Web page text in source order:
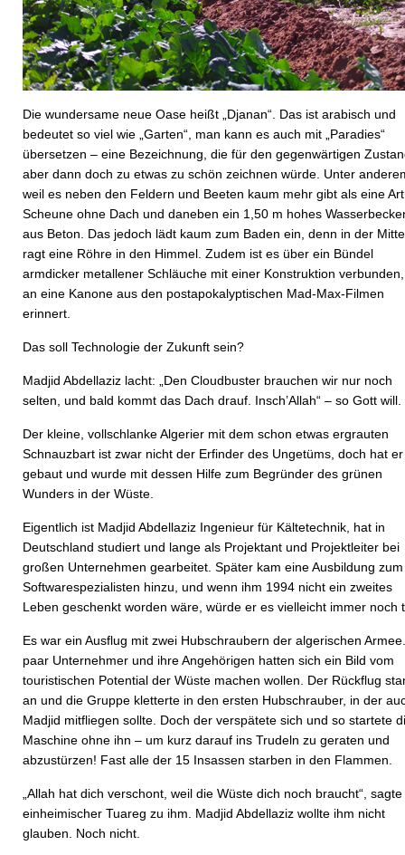
Die wundersame neue Oase heißt „Djanan“. Das ist arabisch und
bedeutet so viel wie „Garten“, man kann es auch mit „Paradies“
übersetzen – eine Bezeichnung, die für den gegenwärtigen
aber dann doch zu etwas zu schön zeichnen würde. Unter
weil es neben den Feldern und Beeten kaum mehr gibt als eine Art
Scheune ohne Dach und daneben ein 1,50 m hohes
aus Beton. Das jedoch lädt kaum zum Baden ein, denn in der Mitte
ragt eine Röhre in den Himmel. Zudem ist es über ein Bündel
armdicker metallener Schläuche mit einer Konstruktion
an eine Kanone aus den postapokalyptischen Mad-Max-Filmen
erinnert.
Das soll Technologie der Zukunft sein?
Madjid Abdellaziz lacht: „Den Cloudbuster brauchen wir nur noch
selten, und bald kommt das Dach drauf. Insch’Allah“ – so Gott will.
Der kleine, vollschlanke Algerier mit dem schon etwas ergrauten
Schnauzbart ist zwar nicht der Erfinder des Ungetüms, doch hat
gebaut und wurde mit dessen Hilfe zum Begründer des grünen
Wunders in der Wüste.
Eigentlich ist Madjid Abdellaziz Ingenieur für Kältetechnik, hat in
Deutschland studiert und lange als Projektant und Projektleiter bei
großen Unternehmen gearbeitet. Später kam eine Ausbildung zum
Softwarespezialisten hinzu, und wenn ihm 1994 nicht ein zweites
Leben geschenkt worden wäre, würde er es vielleicht immer noch
Es war ein Ausflug mit zwei Hubschraubern der algerischen
paar Unternehmer und ihre Angehörigen hatten sich ein Bild vom
touristischen Potential der Wüste machen wollen. Der Rückflug
an und die Gruppe kletterte in den ersten Hubschrauber, in der
Madjid mitfliegen sollte. Doch der verspätete sich und so startete
Maschine ohne ihn – um kurz darauf ins Trudeln zu geraten und
abzustürzen! Fast alle der 15 Insassen starben in den Flammen.
„Allah hat dich verschont, weil die Wüste dich noch braucht“,
einheimischer Tuareg zu ihm. Madjid Abdellaziz wollte ihm nicht
glauben. Noch nicht.